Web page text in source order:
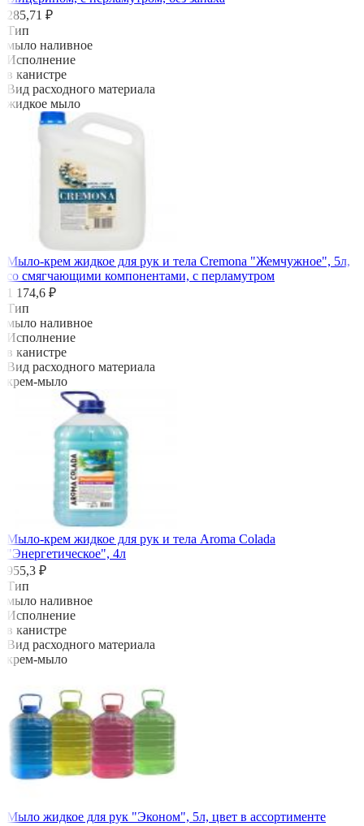
285,71 ₽
Тип
мыло наливное
Исполнение
в канистре
Вид расходного материала
жидкое мыло
Мыло-крем жидкое для рук и тела Cremona "Жемчужное", 5л,
со смягчающими компонентами, с перламутром
1 174,6 ₽
Тип
мыло наливное
Исполнение
в канистре
Вид расходного материала
крем-мыло
Мыло-крем жидкое для рук и тела Aroma Colada
"Энергетическое", 4л
955,3 ₽
Тип
мыло наливное
Исполнение
в канистре
Вид расходного материала
крем-мыло
Мыло жидкое для рук "Эконом", 5л, цвет в ассортименте